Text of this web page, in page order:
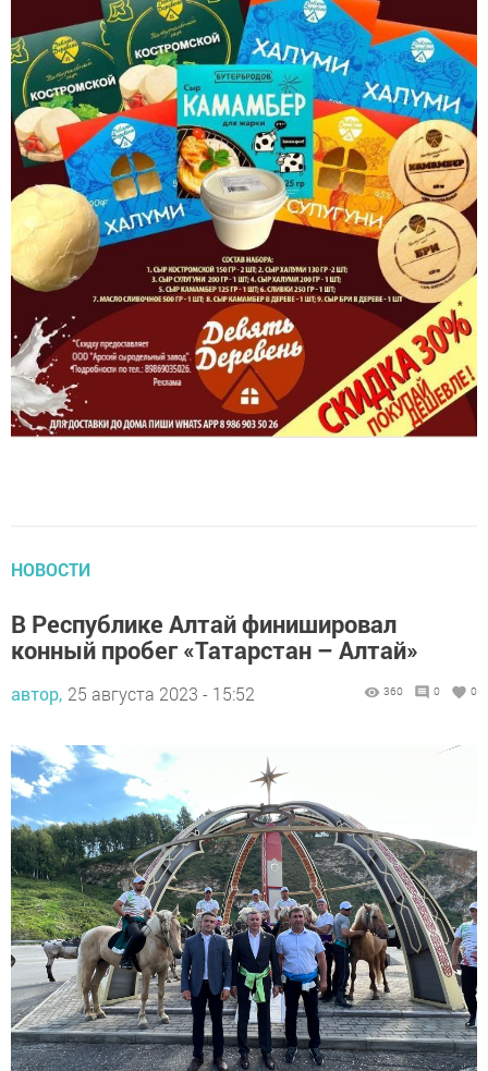
НОВОСТИ
В Республике Алтай финишировал
конный пробег «Татарстан – Алтай»
автор, 25 августа 2023 - 15:52 360 0 0